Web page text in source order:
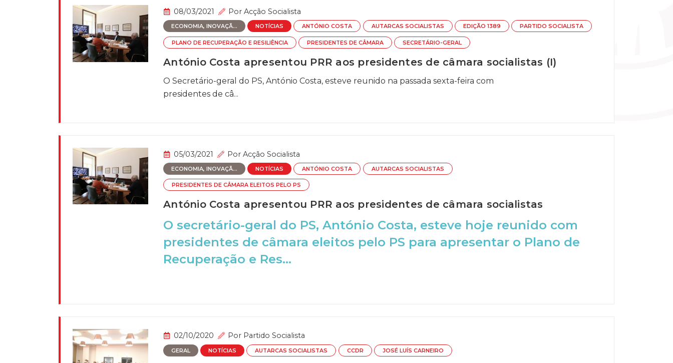
08/03/2021 Por Acção Socialista
ECONOMIA, INOVAÇÃ... NOTÍCIAS ANTÓNIO COSTA AUTARCAS SOCIALISTAS EDIÇÃO 1389 PARTIDO SOCIALISTA
PLANO DE RECUPERAÇÃO E RESILIÊNCIA PRESIDENTES DE CÂMARA SECRETÁRIO-GERAL
António Costa apresentou PRR aos presidentes de câmara socialistas (I)
O Secretário-geral do PS, António Costa, esteve reunido na passada sexta-feira com
presidentes de câ...
05/03/2021 Por Acção Socialista
ECONOMIA, INOVAÇÃ... NOTÍCIAS ANTÓNIO COSTA AUTARCAS SOCIALISTAS
PRESIDENTES DE CÂMARA ELEITOS PELO PS
António Costa apresentou PRR aos presidentes de câmara socialistas
O secretário-geral do PS, António Costa, esteve hoje reunido com
presidentes de câmara eleitos pelo PS para apresentar o Plano de
Recuperação e Res...
02/10/2020 Por Partido Socialista
GERAL NOTÍCIAS AUTARCAS SOCIALISTAS CCDR JOSÉ LUÍS CARNEIRO